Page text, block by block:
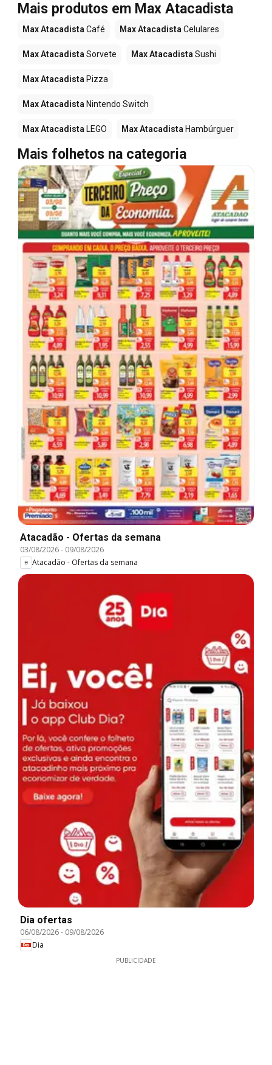
Mais produtos em Max Atacadista
Max AtacadistaCafé Max AtacadistaCelulares
Max AtacadistaSorvete Max AtacadistaSushi
Max Atacadista Pizza
Max Atacadista Nintendo Switch
Max Atacadista LEGO Max Atacadista Hambúrguer
Mais folhetos na categoria
Atacadão - Ofertas da semana
03/08/2026- 09/08/2026
Atacadão - Ofertas da semana
Dia ofertas
06/08/2026- 09/08/2026
Dia
PUBLICIDADE